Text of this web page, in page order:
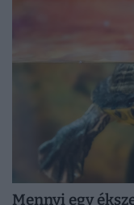
Mennyi egy